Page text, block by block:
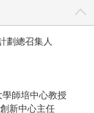
劃總召集人
師培中心教授
新中心主任